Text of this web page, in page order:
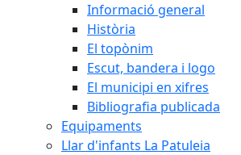
Informació general
Història
El topònim
Escut, bandera i logo
El municipi en xifres
Bibliografia publicada
Equipaments
Llar d'infants La Patuleia